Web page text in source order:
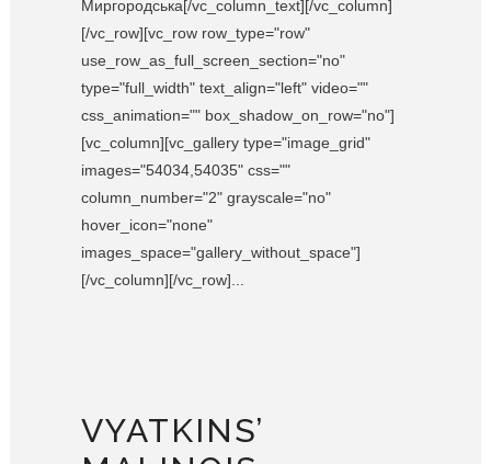
Миргородська[/vc_column_text][/vc_column]
[/vc_row][vc_row row_type="row"
use_row_as_full_screen_section="no"
type="full_width" text_align="left" video=""
css_animation="" box_shadow_on_row="no"]
[vc_column][vc_gallery type="image_grid"
images="54034,54035" css=""
column_number="2" grayscale="no"
hover_icon="none"
images_space="gallery_without_space"]
[/vc_column][/vc_row]...
VYATKINS’